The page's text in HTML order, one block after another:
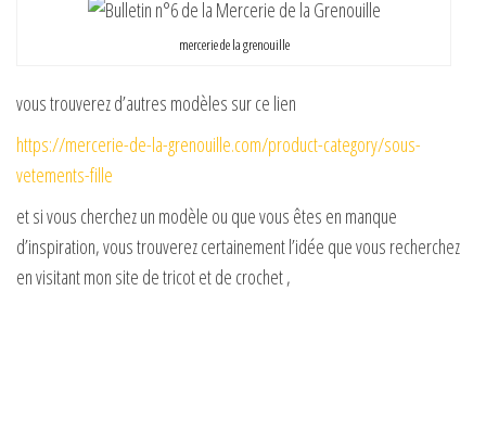
mercerie de la grenouille
vous trouverez d’autres modèles sur ce lien
https://mercerie-de-la-grenouille.com/product-category/sous-
vetements-fille
et si vous cherchez un modèle ou que vous êtes en manque
d’inspiration, vous trouverez certainement l’idée que vous recherchez
en visitant mon site de tricot et de crochet ,